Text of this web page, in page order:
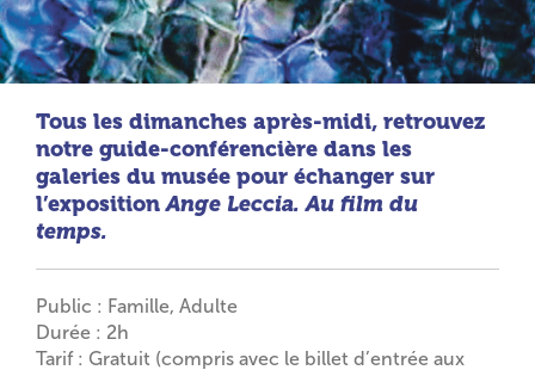
Tous les dimanches après-midi, retrouvez
notre guide-conférencière dans les
galeries du musée pour échanger sur
l’expositionAnge Leccia. Au film du
temps.
Public : Famille, Adulte
Durée : 2h
Tarif : Gratuit (compris avec le billet d’entrée aux